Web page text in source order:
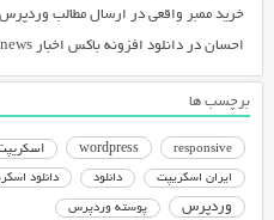
خرید ممبر واقعیدر ارسال مطالب
احساندر دانلود افزونه باکس اخبار Znews برای وردپرس
برچسب ها
responsive
wordpress
ایران اسکریپت دانلود دانلود
وردپرس پوسته وردپرس